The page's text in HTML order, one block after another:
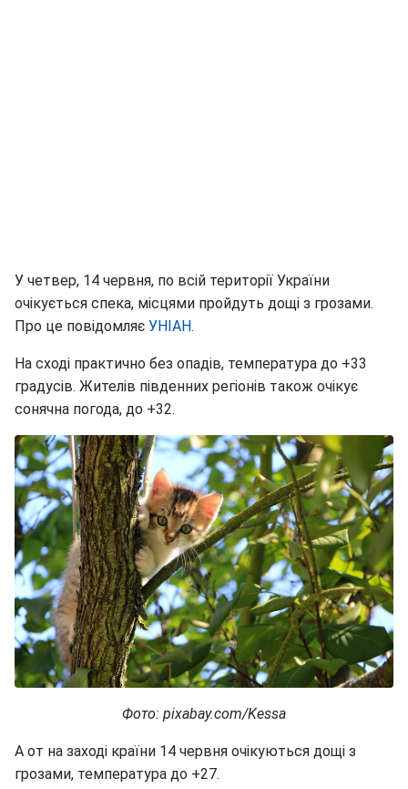
У четвер, 14 червня, по всій території України
очікується спека, місцями пройдуть дощі з грозами.
Про це повідомляє УНІАН.
На сході практично без опадів, температура до +33
градусів. Жителів південних регіонів також очікує
сонячна погода, до +32.
Фото: pixabay.com/Kessa
А от на заході країни 14 червня очікуються дощі з
грозами, температура до +27.